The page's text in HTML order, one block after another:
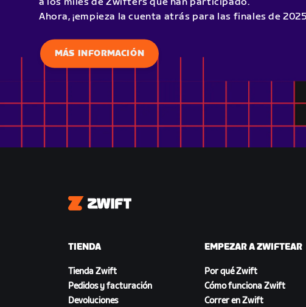
Ahora, ¡empieza la cuenta atrás para las finales de
MÁS INFORMACIÓN
Zwift
TIENDA
Tienda Zwift
Pedidos y facturación
Devoluciones
EMPEZAR A ZWIFTEAR
Por qué Zwift
Cómo funciona Zwift
Correr en Zwift